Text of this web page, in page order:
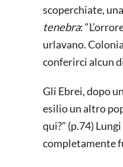
scoperchiate,
tenebra:
urlavano.
conferirci alcun
Gli Ebrei, dopo
esilio un altro
qui?” (p.74)
completamente